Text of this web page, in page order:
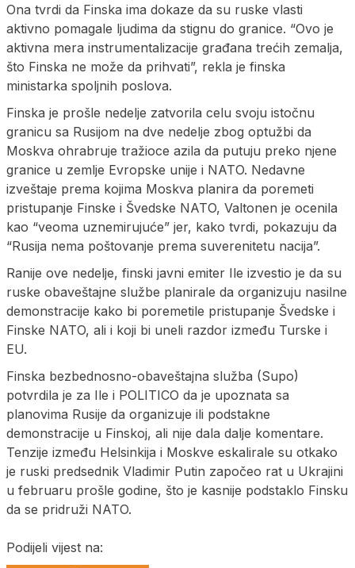
Ona tvrdi da Finska ima dokaze da su ruske vlasti
aktivno pomagale ljudima da stignu do granice. “Ovo je
aktivna mera instrumentalizacije građana trećih zemalja,
što Finska ne može da prihvati”, rekla je finska
ministarka spoljnih poslova.
Finska je prošle nedelje zatvorila celu svoju istočnu
granicu sa Rusijom na dve nedelje zbog optužbi da
Moskva ohrabruje tražioce azila da putuju preko njene
granice u zemlje Evropske unije i NATO. Nedavne
izveštaje prema kojima Moskva planira da poremeti
pristupanje Finske i Švedske NATO, Valtonen je ocenila
kao “veoma uznemirujuće” jer, kako tvrdi, pokazuju da
“Rusija nema poštovanje prema suverenitetu nacija”.
Ranije ove nedelje, finski javni emiter Ile izvestio je da su
ruske obaveštajne službe planirale da organizuju nasilne
demonstracije kako bi poremetile pristupanje Švedske i
Finske NATO, ali i koji bi uneli razdor između Turske i
EU.
Finska bezbednosno-obaveštajna služba (Supo)
potvrdila je za Ile i POLITICO da je upoznata sa
planovima Rusije da organizuje ili podstakne
demonstracije u Finskoj, ali nije dala dalje komentare.
Tenzije između Helsinkija i Moskve eskalirale su otkako
je ruski predsednik Vladimir Putin započeo rat u Ukrajini
u februaru prošle godine, što je kasnije podstaklo Finsku
da se pridruži NATO.
Podijeli vijest na: